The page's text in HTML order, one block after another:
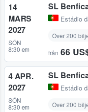
14
MARS
2027
SÖN
8:30 em
SL
Estádio
Över 200
från 66
4 APR.
2027
SÖN
8:30 em
SL
Estádio
Över 200